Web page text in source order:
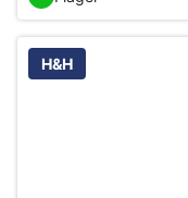
H&H